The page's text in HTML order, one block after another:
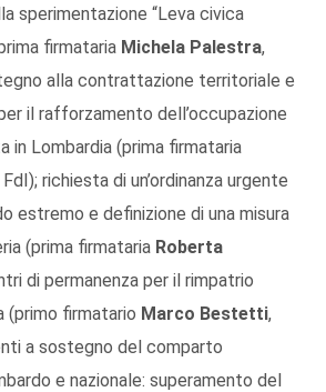
sperimentazione “Leva civica
firmataria Michela Palestra,
alla contrattazione territoriale e
il rafforzamento dell’occupazione
in Lombardia (prima firmataria
FdI); richiesta di un’ordinanza urgente
estremo e definizione di una misura
(prima firmataria Roberta
di permanenza per il rimpatrio
(primo firmatario Marco Bestetti,
a sostegno del comparto
e nazionale: superamento del